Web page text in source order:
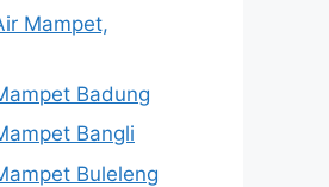
Mampet,
Badung
Bangli
Buleleng